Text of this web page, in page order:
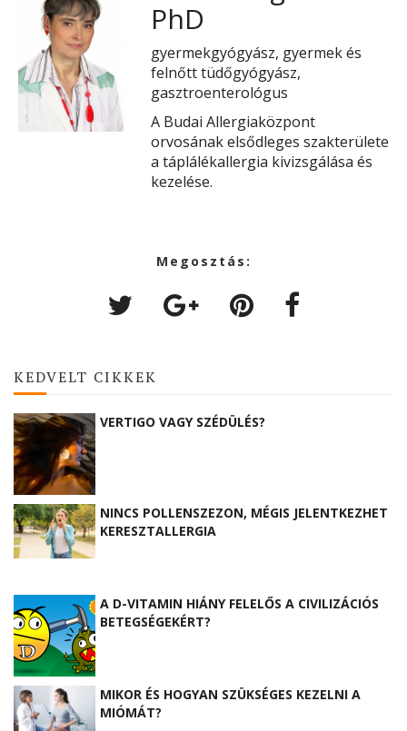
PhD
gyermekgyógyász, gyermek és
felnőtt tüdőgyógyász,
gasztroenterológus
A Budai Allergiaközpont
orvosának elsődleges szakterülete
a táplálékallergia kivizsgálása és
kezelése.
Megosztás:
KEDVELT CIKKEK
VERTIGO VAGY SZÉDÜLÉS?
NINCS POLLENSZEZON, MÉGIS JELENTKEZHET
KERESZTALLERGIA
A D-VITAMIN HIÁNY FELELŐS A CIVILIZÁCIÓS
BETEGSÉGEKÉRT?
MIKOR ÉS HOGYAN SZÜKSÉGES KEZELNI A
MIÓMÁT?